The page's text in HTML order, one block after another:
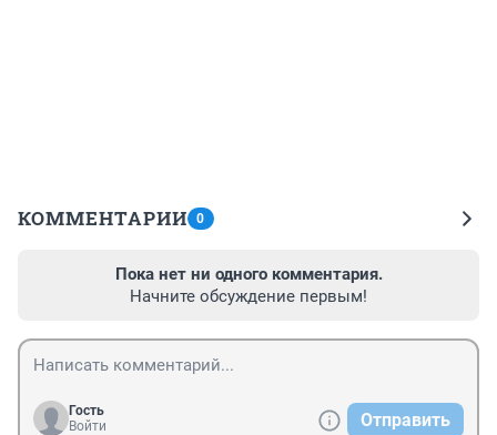
КОММЕНТАРИИ 0
Пока нет ни одного комментария.
Начните обсуждение первым!
Гость
Войти
Отправить